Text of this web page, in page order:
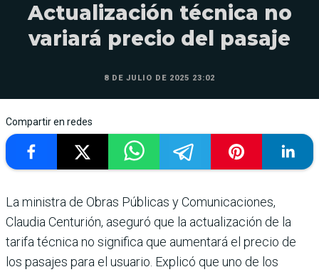
Actualización técnica no
variará precio del pasaje
8 DE JULIO DE 2025 23:02
Compartir en redes
La ministra de Obras Públicas y Comu­nicaciones,
Claudia Centurión, aseguró que la actualización de la
tarifa téc­nica no significa que aumen­tará el precio de
los pasajes para el usuario. Explicó que uno de los